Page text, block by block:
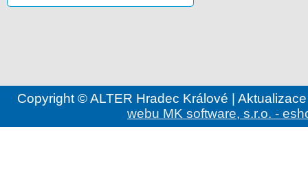
Copyright © ALTER Hradec Králové |
webu MK software, s.r.o. -